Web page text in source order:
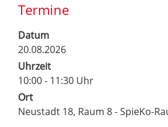
Termine
Datum
20.08.2026
Uhrzeit
10:00 - 11:30 Uhr
Ort
Neustadt 18, Raum 8 - SpieKo-